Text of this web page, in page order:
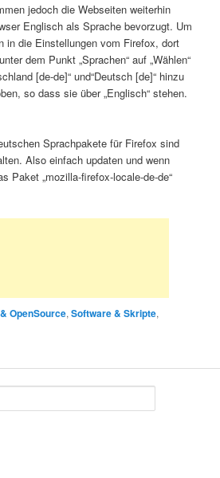
jedoch die Webseiten weiterhin
Englisch als Sprache bevorzugt. Um
in die Einstellungen vom Firefox, dort
dem Punkt „Sprachen“ auf „Wählen“
[de-de]“ und“Deutsch [de]“ hinzu
so dass sie über „Englisch“ stehen.
Sprachpakete für Firefox sind
Also einfach updaten und wenn
Paket „mozilla-firefox-locale-de-de“
OpenSource,Software & Skripte,